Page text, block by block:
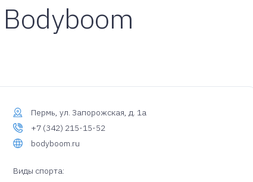
Пермь, ул. Запорожская, д. 1а
+7 (342) 215-15-52
bodyboom.ru
Виды спорта: